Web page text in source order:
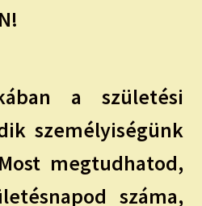
a születési
személyiségünk
megtudhatod,
száma,